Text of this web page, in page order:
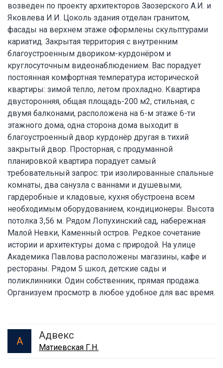
возведен по проекту архитекторов Заозерского А.И. и
Яковлева И.И. Цоколь здания отделан гранитом,
фасады на верхнем этаже оформлены скульптурами
кариатид. Закрытая территория с внутренним
благоустроенным двориком-курдонёром и
круглосуточным видеонаблюдением. Вас порадует
постоянная комфортная температура исторической
квартиры: зимой тепло, летом прохладно. Квартира
двусторонняя, общая площадь-200 м2, стильная, с
двумя балконами, расположена на 6-м этаже 6-ти
этажного дома, одна сторона дома выходит в
благоустроенный двор курдонёр другая в тихий
закрытый двор. Просторная, с продуманной
планировкой квартира порадует самый
требовательный запрос: три изолированные спальные
комнаты, два санузла с ваннами и душевыми,
гардеробные и кладовые, кухня обустроена всем
необходимым оборудованием, кондиционеры. Высота
потолка 3,56 м. Рядом Лопухинский сад, набережная
Малой Невки, Каменный остров. Редкое сочетание
истории и архитектуры дома с природой. На улице
Академика Павлова расположены магазины, кафе и
рестораны. Рядом 5 школ, детские сады и
поликлинники. Один собственник, прямая продажа.
Организуем просмотр в любое удобное для вас время.
А Адвекс
Матиевская Г.Н.